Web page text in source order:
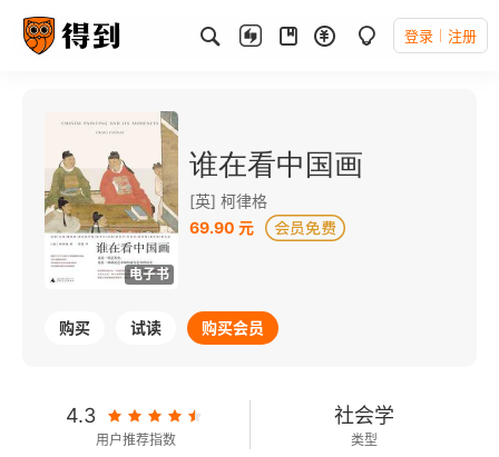
登录 注册
电子书
谁在看中国画
[英] 柯律格
69.90 元
购买 试读 购买会员
4.3
用户推荐指数
社会学
类型